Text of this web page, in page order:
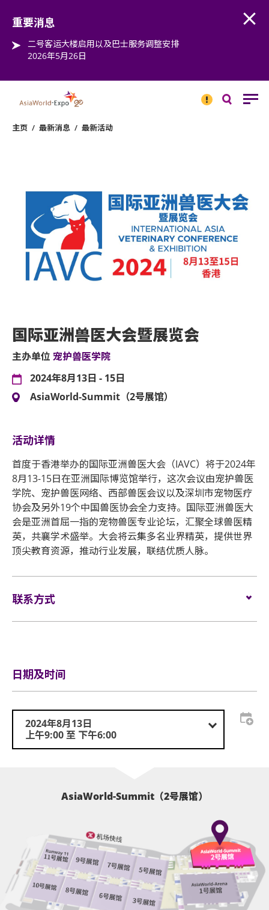
重要消息
二号客运大楼启用以及巴士服务调整安排
2026年5月26日
消息
主页 / 最新消息 / 最新活动
国际亚洲兽医大会暨展览会
主办单位 宠护兽医学院
2024年8月13日 - 15日
AsiaWorld-Summit（2号展馆）
活动详情
首度于香港举办的国际亚洲兽医大会（IAVC）将于2024年
8月13-15日在亚洲国际博览馆举行，这次会议由宠护兽医
学院、宠护兽医网络、西部兽医会议以及深圳市宠物医疗
协会及另外19个中国兽医协会全力支持。国际亚洲兽医大
会是亚洲首屈一指的宠物兽医专业论坛，汇聚全球兽医精
英，共襄学术盛举。大会将云集多名业界精英，提供世界
顶尖教育资源，推动行业发展，联结优质人脉。
联系方式
日期及时间
2024年8月13日
上午9:00 至 下午6:00
AsiaWorld-Summit（2号展馆）